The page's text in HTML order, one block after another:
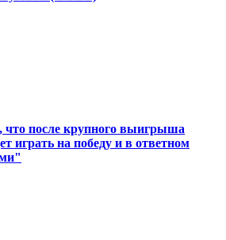
что после крупного выигрыша
играть на победу и в ответном